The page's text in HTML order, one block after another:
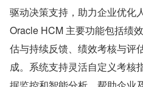
驱动决策支持，助力企业优化
Oracle HCM 主要功能包括绩
估与持续反馈、绩效考核与评
成。系统支持灵活自定义考核